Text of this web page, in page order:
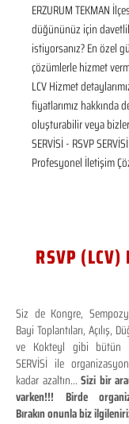
ERZURUM TEKMAN
düğününüz için
istiyorsanız? En özel
çözümlerle hizmet
LCV Hizmet
fiyatlarımız hakkında
oluşturabilir veya
SERVİSİ - RSVP
Profesyonel İletişim
RSVP (LCV)
Siz de Kongre,
Bayi Toplantıları, Açılış,
ve Kokteyl gibi bütün
SERVİSİ ile
kadar azaltın...Sizi bir
varken!!! Birde
Bırakın onunla biz